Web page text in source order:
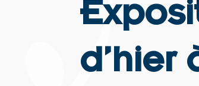
d’hier